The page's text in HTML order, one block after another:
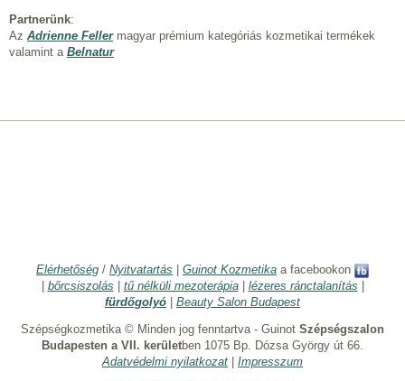
Partnerünk:
Az Adrienne Fellermagyar prémium kategóriás kozmetikai termékek
valamint a Belnatur
Elérhetőség / Nyitvatartás Guinot Kozmetika a facebookon
bőrcsiszolás tű nélküli mezoterápia| lézeres ránctalanítás
fürdőgolyó
Beauty Salon Budapest
Szépségkozmetika © Minden jog fenntartva - Guinot Szépségszalon
Budapesten a VII. kerületben 1075 Bp. Dózsa György út 66.
Adatvédelmi nyilatkozat
Impresszum